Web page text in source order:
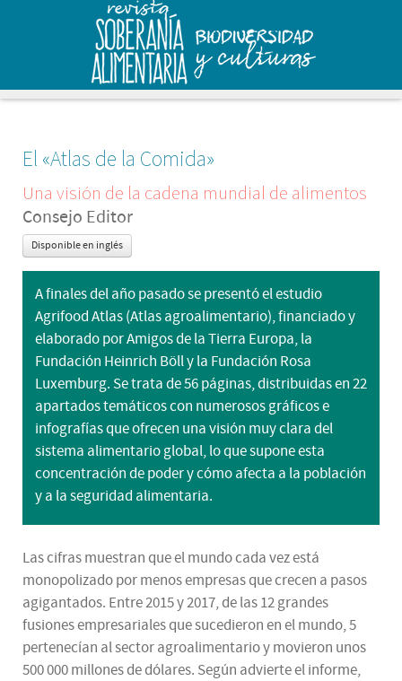
El «Atlas de la Comida»
Una visión de la cadena mundial de alimentos
Consejo Editor
Disponible en inglés
A finales del año pasado se presentó el estudio
Agrifood Atlas (Atlas agroalimentario), financiado y
elaborado por Amigos de la Tierra Europa, la
Fundación Heinrich Böll y la Fundación Rosa
Luxemburg. Se trata de 56 páginas, distribuidas en 22
apartados temáticos con numerosos gráficos e
infografías que ofrecen una visión muy clara del
sistema alimentario global, lo que supone esta
concentración de poder y cómo afecta a la población
y a la seguridad alimentaria.
Las cifras muestran que el mundo cada vez está
monopolizado por menos empresas que crecen a pasos
agigantados. Entre 2015 y 2017, de las 12 grandes
fusiones empresariales que sucedieron en el mundo, 5
pertenecían al sector agroalimentario y movieron unos
500 000 millones de dólares. Según advierte el informe,